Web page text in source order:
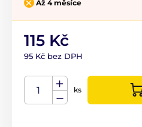
Až 4 měsíce
115 Kč
95 Kč bez DPH
ks